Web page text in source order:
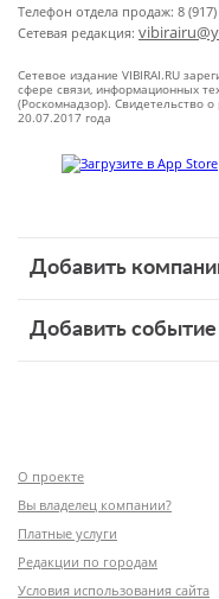
Телефон отдела продаж: 8
Сетевая редакция:
Сетевое издание VIBIRAI.RU
сфере связи, информационных
(Роскомнадзор). Свидетельство
20.07.2017 года
Добавить
Добавить событие
О проекте
Вы владелец компании?
Платные услуги
Редакции по городам
Условия использования сайта